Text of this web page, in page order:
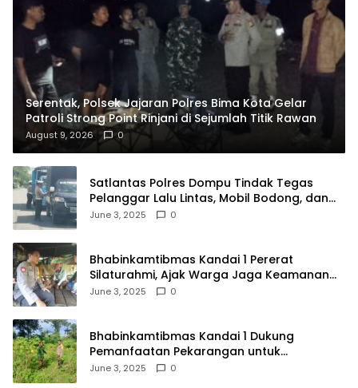
Serentak, Polsek Jajaran Polres Bima Kota Gelar
Patroli Strong Point Rinjani di Sejumlah Titik Rawan
August 9, 2026 0
Satlantas Polres Dompu Tindak Tegas
Pelanggar Lalu Lintas, Mobil Bodong, dan
Kendaraan Tak Bayar Pajak
June 3, 2025 0
Bhabinkamtibmas Kandai 1 Pererat
Silaturahmi, Ajak Warga Jaga Keamanan
Lingkungan
June 3, 2025 0
Bhabinkamtibmas Kandai 1 Dukung
Pemanfaatan Pekarangan untuk
Ketahanan Pangan Menuju Indonesia Emas
June 3, 2025 0